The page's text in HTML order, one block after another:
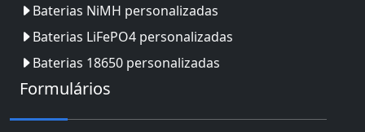
Baterias NiMH personalizadas
Baterias LiFePO4 personalizadas
Baterias 18650 personalizadas
Formulários